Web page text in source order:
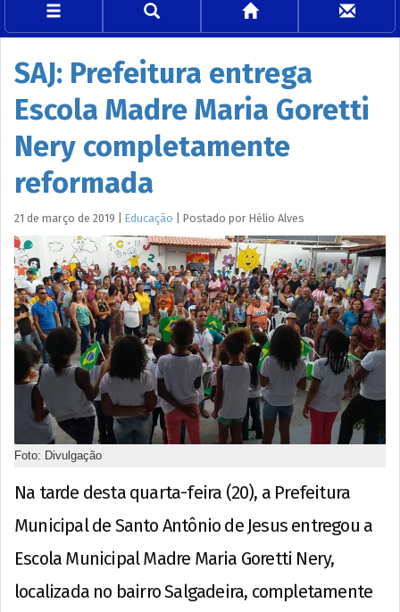
SAJ: Prefeitura entrega
Escola Madre Maria Goretti
Nery completamente
reformada
21 de março de 2019 Educação Postado por Hélio Alves
Foto: Divulgação
Na tarde desta quarta-feira (20), a Prefeitura
Municipal de Santo Antônio de Jesus entregou a
Escola Municipal Madre Maria Goretti Nery,
localizada no bairro Salgadeira, completamente